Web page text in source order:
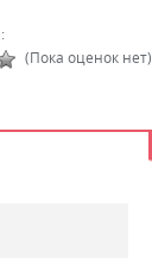
(Пока оценок нет)